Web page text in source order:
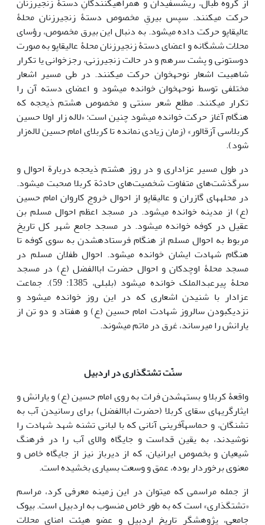
حرکت می‎کنند. سپس بیرقِ مخصوص دستۀ زنجیرزنان محلۀ
عالی‎قاپو حرکت داده می‎شود. به دنبال این بیرق مخصوص، رؤسای
محلات شش‎گانه و اعضای دستۀ زنجیرزنان محلۀ عالی‎قاپو به صورت
دوستونی و پشت سرهم و در حالت زنجیرزنی، رجزخوانی یا تکرار
شاه‎بیت اشعار نوحه‎خوان حرکت می‎کنند. در طی مسیر اشعار
مختلفی توسط نوحه‎خوان خوانده می‎شود و اعضای دسته آن را
تکرار می‎کنند. مطلع شعر سنتی و مخصوص هشتم ذی‎حجه که
هنگام آغاز حرکت خوانده می‎شود چنین است: «لاله زار اولا حسین
کربلاسی آزقالور» (زمان زیادی نمانده تا کربلای امام حسین لاله‌زار
شود).
در طول مسیر عزاداری و در روز هشتم ذی‎حجه دربارة احوال و
سرگذشت‌های متفاوت شخصیت‌های حادثة کربلا صحبت می‎شود.
در محله‎های گازران و عالی‎قاپو از احوال خروج کاروان امام حسین
(ع) از مدینه خوانده می‎شود. در مسجد اعظم احوال مسلم بن
عقیل در کوفه خوانده می‎شود. در مسجد جامع شهر کل تاریخ
مربوط به احوال مسلم از هنگام فرستاده‎شدن به سوی کوفه تا
هنگام شهادت ایشان خوانده می‎شود. احوال طفلان مسلم در
مسجد محلۀ اوچدکان و احوال حضرت اباالفضل (ع) در مسجد
محلۀ پیرعبدالملک خوانده می‎شود (بلبلی، 1385: 59). جماعت
عزادار با شنیدن اشعاری که در این روز خوانده می‎شود و
نزدیک‎بودن سالروز شهادت امام حسین (ع) و هفتاد و دو تن از
یارانش را می‎رساند، غرق در ماتم می‎شوند.
سنّت تشت‎گذاری در اردبیل
واقعۀ کربلا و بسته‎شدن فرات به روی امام حسین (ع) و یارانش و
ایثارگری‎های سقای کربلا (حضرت اباالفضل) برای رسانیدن آب به
تشنگان، و حماسه‎آفرینی آنانی که با لبانی تشنه شهد شهادت را
نوشیدند، به یقین قداست و جایگاه والای آب را در فرهنگ
شیعیان و بخصوص ایرانیان، که از دیرباز نیز از جایگاه خاص و
معنوی برخوردار بوده، عمق و وسعت بسیاری بخشیده ‎است.
از جمله مراسمی که می‎توان در این زمینه معرفی کرد، مراسم
«تشت‎گذاری» است که به طور خاص منسوب به اردبیل است. بیوک
جامعی، پژوهشگر تاریخ اردبیل و عضو هیئت امنای محلات